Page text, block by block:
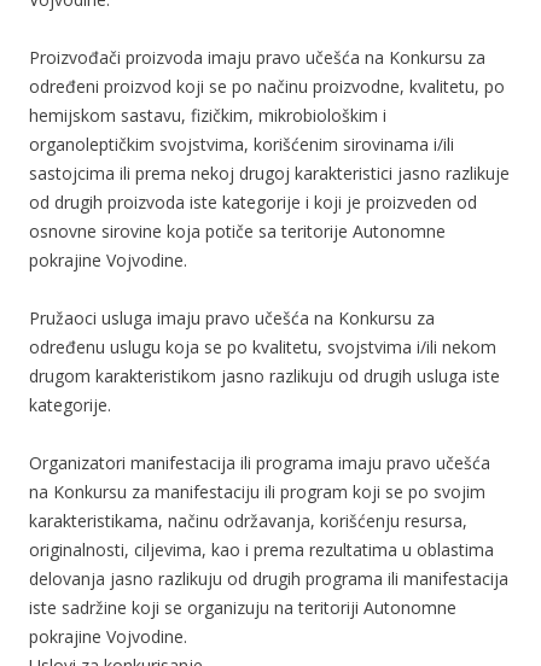
Proizvođači proizvoda imaju pravo učešća na Konkursu za
određeni proizvod koji se po načinu proizvodne, kvalitetu, po
hemijskom sastavu, fizičkim, mikrobiološkim i
organoleptičkim svojstvima, korišćenim sirovinama i/ili
sastojcima ili prema nekoj drugoj karakteristici jasno razlikuje
od drugih proizvoda iste kategorije i koji je proizveden od
osnovne sirovine koja potiče sa teritorije Autonomne
pokrajine Vojvodine.
Pružaoci usluga imaju pravo učešća na Konkursu za
određenu uslugu koja se po kvalitetu, svojstvima i/ili nekom
drugom karakteristikom jasno razlikuju od drugih usluga iste
kategorije.
Organizatori manifestacija ili programa imaju pravo učešća
na Konkursu za manifestaciju ili program koji se po svojim
karakteristikama, načinu održavanja, korišćenju resursa,
originalnosti, ciljevima, kao i prema rezultatima u oblastima
delovanja jasno razlikuju od drugih programa ili manifestacija
iste sadržine koji se organizuju na teritoriji Autonomne
pokrajine Vojvodine.